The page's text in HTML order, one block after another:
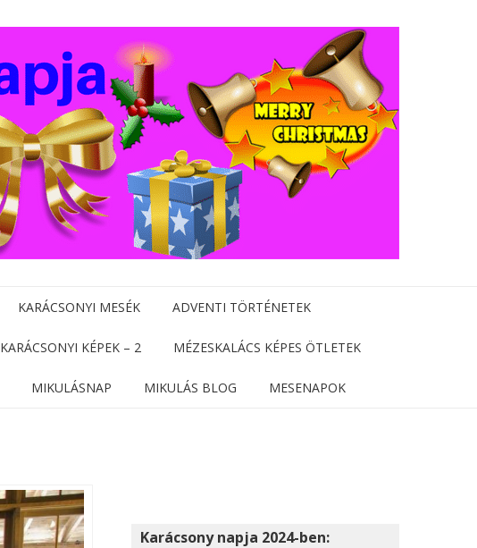
KARÁCSONYI MESÉK ADVENTI TÖRTÉNETEK
KARÁCSONYI KÉPEK – 2 MÉZESKALÁCS KÉPES ÖTLETEK
MIKULÁSNAP MIKULÁS BLOG MESENAPOK
Karácsony napja 2024-ben: